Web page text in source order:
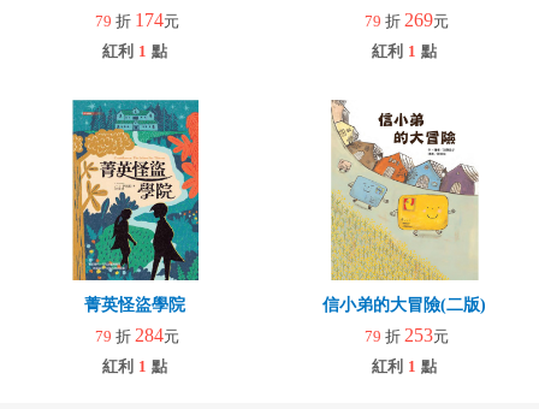
79 折 174元
紅利 1 點
79 折 269元
紅利 1 點
菁英怪盜學院
79 折 284元
紅利 1 點
信小弟的大冒險(二版)
79 折 253元
紅利 1 點